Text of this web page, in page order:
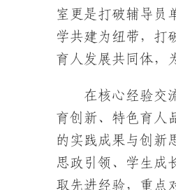
室更是打破辅导员
学共建为纽带，打
育人发展共同体，
在核心经验交
育创新、特色育人
的实践成果与创新
思政引领、学生成
取先进经验，重点